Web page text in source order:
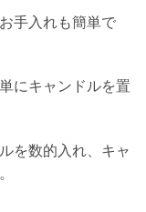
手入れも簡単で
にキャンドルを置
を数的入れ、キャ